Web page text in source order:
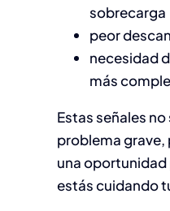
sobrecarga
peor
necesidad
más
Estas señales
problema grave,
una
estás cuidando